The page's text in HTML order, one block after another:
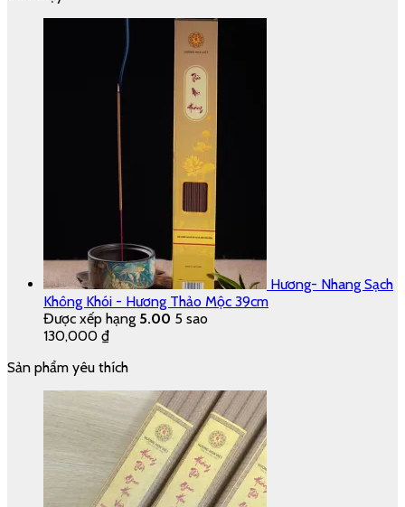
Hương- Nhang Sạch
Không Khói - Hương Thảo Mộc 39cm
Được xếp hạng 5.00 5 sao
130,000 ₫
Sản phẩm yêu thích